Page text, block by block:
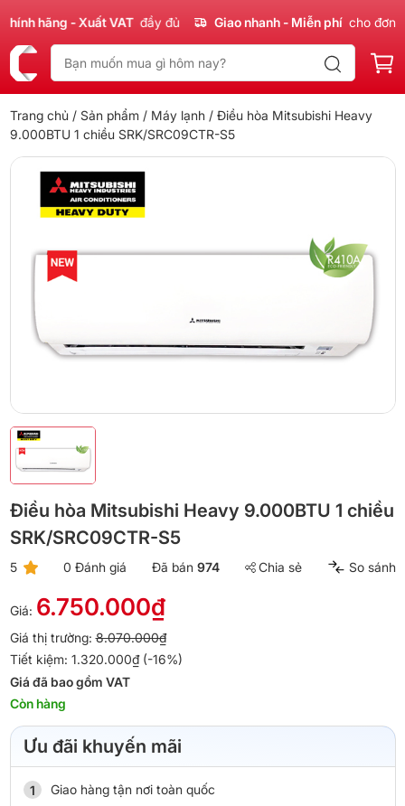
hãng - Xuất VAT đầy đủ Giao nhanh - Miễn phí cho đơn
Trang chủ / Sản phẩm / Máy lạnh / Điều hòa Mitsubishi Heavy
9.000BTU 1 chiều SRK/SRC09CTR-S5
Điều hòa Mitsubishi Heavy 9.000BTU 1 chiều
SRK/SRC09CTR-S5
5 0 Đánh giá Đã bán 974 Chia sẻ So sánh
Giá: 6.750.000₫
Giá thị trường:8.070.000₫
Tiết kiệm: 1.320.000₫ (-16%)
Giá đã bao gồm VAT
Còn hàng
Ưu đãi khuyến mãi
Giao hàng tận nơi toàn quốc